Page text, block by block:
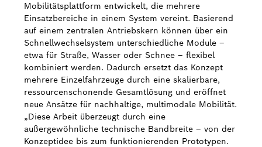
Mobilitätsplattform entwickelt, die mehrere
Einsatzbereiche in einem System vereint. Basierend
auf einem zentralen Antriebskern können über ein
Schnellwechselsystem unterschiedliche Module –
etwa für Straße, Wasser oder Schnee – flexibel
kombiniert werden. Dadurch ersetzt das Konzept
mehrere Einzelfahrzeuge durch eine skalierbare,
ressourcenschonende Gesamtlösung und eröffnet
neue Ansätze für nachhaltige, multimodale Mobilität.
„Diese Arbeit überzeugt durch eine
außergewöhnliche technische Bandbreite – von der
Konzeptidee bis zum funktionierenden Prototypen.